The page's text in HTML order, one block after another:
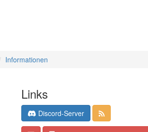
Informationen
Links
Discord-Server